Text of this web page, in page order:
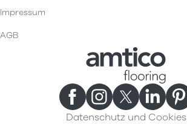
Impressum
AGB
Datenschutz und Cookies